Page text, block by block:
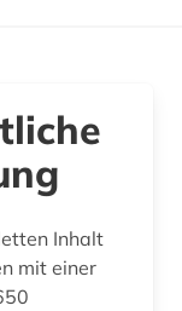
Inhalt
mit einer